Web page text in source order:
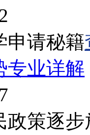
申请秘籍
专业详解
政策逐